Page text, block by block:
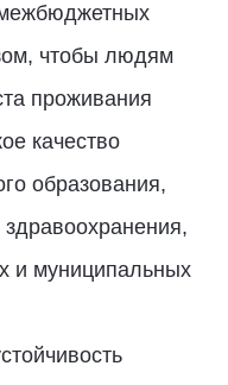
чтобы людям
проживания
качество
образования,
здравоохранения,
и муниципальных